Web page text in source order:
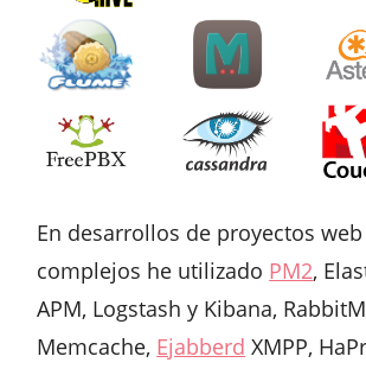
En desarrollos de proyectos
complejos he utilizado PM2,
APM, Logstash y Kibana,
Memcache, Ejabberd XMPP,